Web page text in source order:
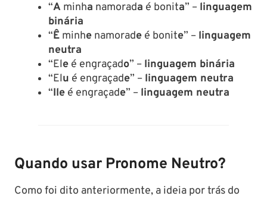
“A minha namorada é bonita” – linguagem
binária
“Ê minhe namorade é bonite” – linguagem
neutra
“Ele é engraçado” – linguagem binária
“Elu é engraçade” – linguagem neutra
“Ile é engraçade” – linguagem neutra
Quando usar Pronome Neutro?
Como foi dito anteriormente, a ideia por trás do